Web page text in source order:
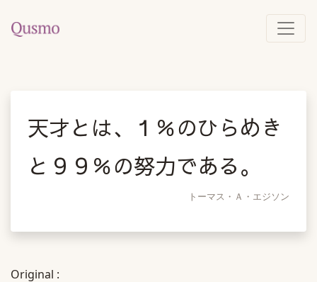
天才とは、１％のひらめき
と９９％の努力である。
トーマス・Ａ・エジソン
Original :